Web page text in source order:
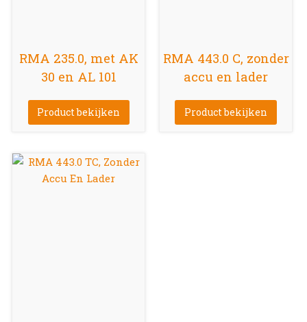
RMA 235.0, met AK
30 en AL 101
Product bekijken
RMA 443.0 C, zonder
accu en lader
Product bekijken